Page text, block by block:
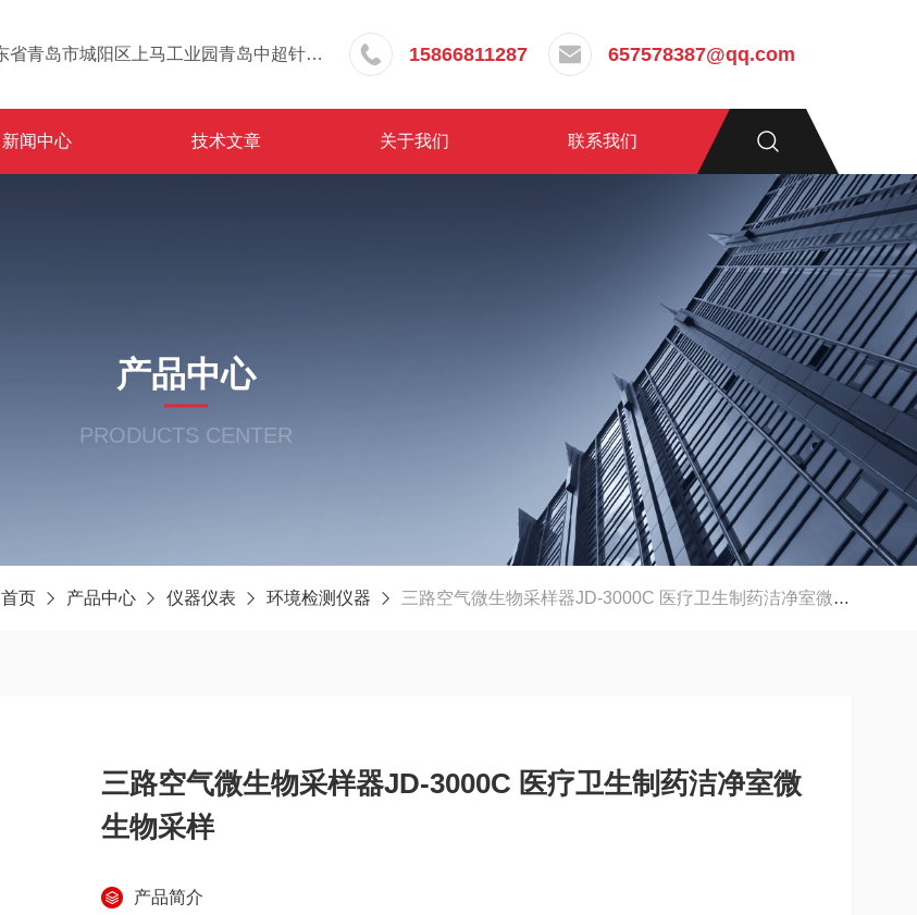
山东省青岛市城阳区上马工业园青岛中超针织有限公司院内东办公楼三层 15866811287 657578387@qq.com
新闻中心 技术文章 关于我们 联系我们
产品中心
PRODUCTS CENTER
首页 产品中心 仪器仪表 环境检测仪器 三路空气微生物采样器JD-3000C 医疗卫生制药洁净室微生物采样
三路空气微生物采样器JD-3000C 医疗卫生制药洁净室微
生物采样
产品简介